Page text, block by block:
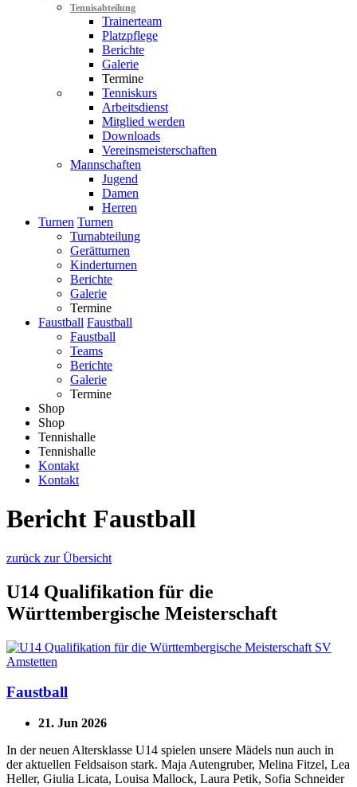
Tennisabteilung
Trainerteam
Platzpflege
Berichte
Galerie
Termine
Tenniskurs
Arbeitsdienst
Mitglied werden
Downloads
Vereinsmeisterschaften
Mannschaften
Jugend
Damen
Herren
Turnen Turnen
Turnabteilung
Gerätturnen
Kinderturnen
Berichte
Galerie
Termine
Faustball Faustball
Faustball
Teams
Berichte
Galerie
Termine
Shop
Shop
Tennishalle
Tennishalle
Kontakt
Kontakt
Bericht Faustball
zurück zur Übersicht
U14 Qualifikation für die
Württembergische Meisterschaft
Faustball
21. Jun 2026
In der neuen Altersklasse U14 spielen unsere Mädels nun auch in
der aktuellen Feldsaison stark. Maja Autengruber, Melina Fitzel, Lea
Heller, Giulia Licata, Louisa Mallock, Laura Petik, Sofia Schneider